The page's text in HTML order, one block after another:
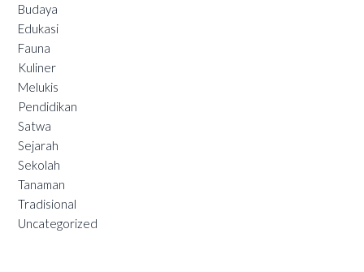
Budaya
Edukasi
Fauna
Kuliner
Melukis
Pendidikan
Satwa
Sejarah
Sekolah
Tanaman
Tradisional
Uncategorized